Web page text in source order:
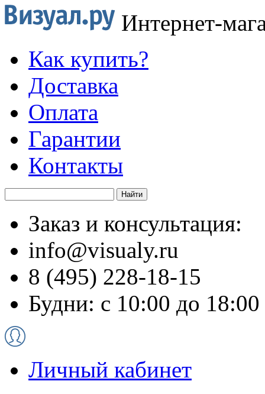
Интернет-
Как купить?
Доставка
Оплата
Гарантии
Контакты
Заказ и консультация:
info@visualy.ru
8 (495) 228-18-15
Будни: с 10:00 до 18:00
Личный кабинет